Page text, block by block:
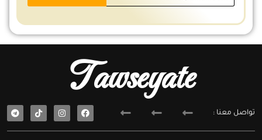
Tawseyate
تواصل معنا :
F
a
e
T
e
e